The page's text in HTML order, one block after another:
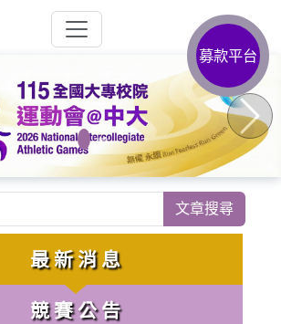
募款平台
Next
最 新 消 息
競 賽 公 告